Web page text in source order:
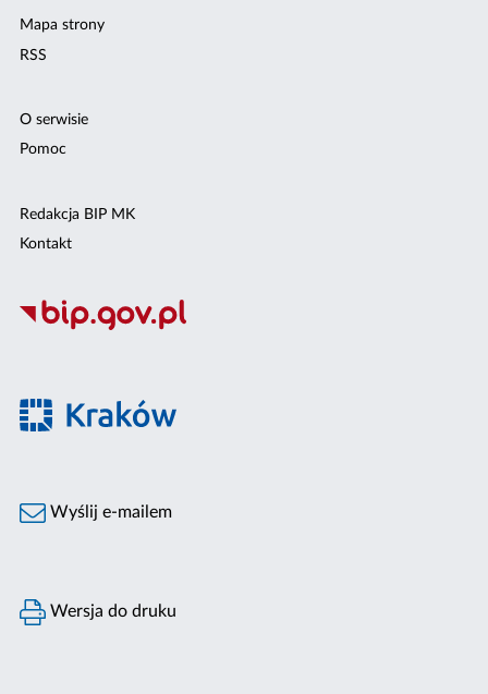
Mapa strony
RSS
O serwisie
Pomoc
Redakcja BIP MK
Kontakt
Wyślij e-mailem
Wersja do druku